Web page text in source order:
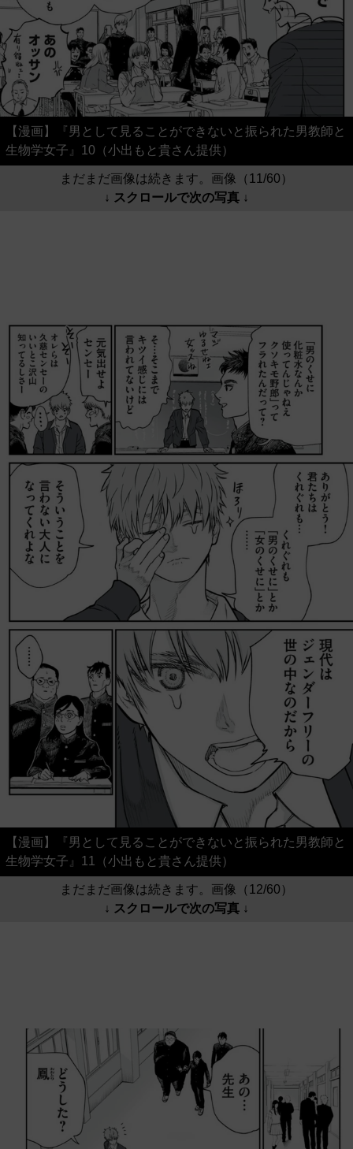
【漫画】『男として見ることができないと振られた男教師と
生物学女子』10（小出もと貴さん提供）
まだまだ画像は続きます。画像（11/60）
↓ スクロールで次の写真 ↓
【漫画】『男として見ることができないと振られた男教師と
生物学女子』11（小出もと貴さん提供）
まだまだ画像は続きます。画像（12/60）
↓ スクロールで次の写真 ↓